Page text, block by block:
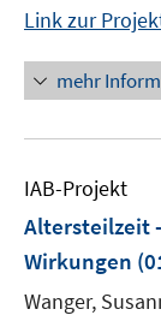
Link zur
mehr
IAB-Projekt
Altersteilzeit
Wirkungen
Wanger,